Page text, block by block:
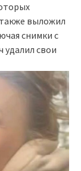
выложил
снимки с
удалил свои